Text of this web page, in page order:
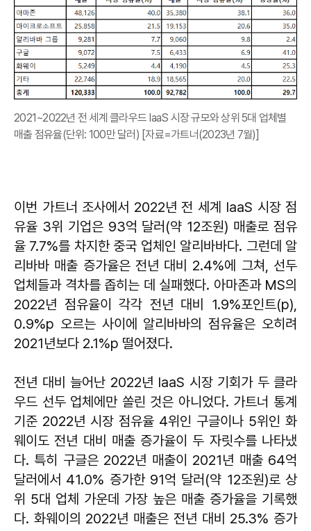
2021~2022년 전 세계 클라우드 IaaS 시장 규모와 상위 5대 업체별
매출 점유율(단위: 100만 달러) [자료=가트너(2023년 7월)]
이번 가트너 조사에서 2022년 전 세계 IaaS 시장 점
유율 3위 기업은 93억 달러(약 12조원) 매출로 점유
율 7.7%를 차지한 중국 업체인 알리바바다. 그런데 알
리바바 매출 증가율은 전년 대비 2.4%에 그쳐, 선두
업체들과 격차를 좁히는 데 실패했다. 아마존과 MS의
2022년 점유율이 각각 전년 대비 1.9%포인트(p),
0.9%p 오르는 사이에 알리바바의 점유율은 오히려
2021년보다 2.1%p 떨어졌다.
전년 대비 늘어난 2022년 IaaS 시장 기회가 두 클라
우드 선두 업체에만 쏠린 것은 아니었다. 가트너 통계
기준 2022년 시장 점유율 4위인 구글이나 5위인 화
웨이도 전년 대비 매출 증가율이 두 자릿수를 나타냈
다. 특히 구글은 2022년 매출이 2021년 매출 64억
달러에서 41.0% 증가한 91억 달러(약 12조원)로 상
위 5대 업체 가운데 가장 높은 매출 증가율을 기록했
다. 화웨이의 2022년 매출은 전년 대비 25.3% 증가